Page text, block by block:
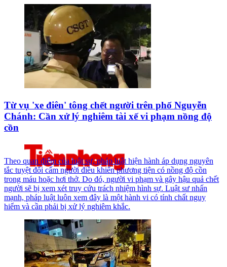
Từ vụ 'xe điên' tông chết người trên phố Nguyễn
Chánh: Cần xử lý nghiêm tài xế vi phạm nồng độ
cồn
Theo quan điểm của luật sư, pháp luật hiện hành áp dụng nguyên
tắc tuyệt đối cấm người điều khiển phương tiện có nồng độ cồn
trong máu hoặc hơi thở. Do đó, người vi phạm và gây hậu quả chết
người sẽ bị xem xét truy cứu trách nhiệm hình sự. Luật sư nhấn
mạnh, pháp luật luôn xem đây là một hành vi có tính chất nguy
hiểm và cần phải bị xử lý nghiêm khắc.